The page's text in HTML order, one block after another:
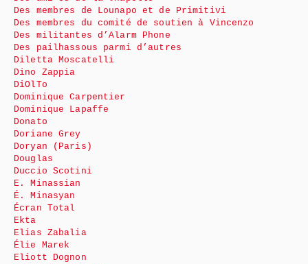
Des membres de Lounapo et de Primitivi
Des membres du comité de soutien à Vincenzo
Des militantes d’Alarm Phone
Des pailhassous parmi d’autres
Diletta Moscatelli
Dino Zappia
DiOlTo
Dominique Carpentier
Dominique Lapaffe
Donato
Doriane Grey
Doryan (Paris)
Douglas
Duccio Scotini
E. Minassian
É. Minasyan
Écran Total
Ekta
Elias Zabalia
Élie Marek
Eliott Dognon